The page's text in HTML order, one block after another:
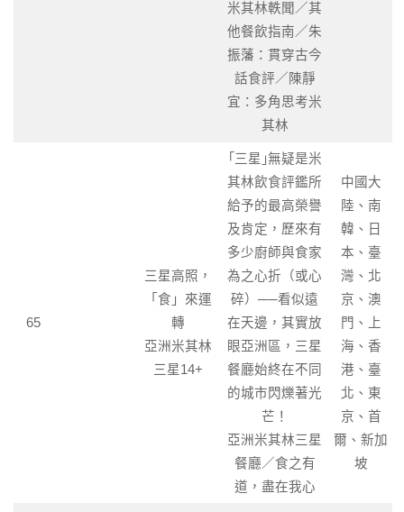
米其林軼聞／其
他餐飲指南／朱
振藩：貫穿古今
話食評／陳靜
宜：多角思考米
其林
65
三星高照，
「食」來運
轉
亞洲米其林
三星14+
｢三星｣無疑是米
其林飲食評鑑所
給予的最高榮譽
及肯定，歷來有
多少廚師與食家
為之心折（或心
碎）──看似遠
在天邊，其實放
眼亞洲區，三星
餐廳始終在不同
的城市閃爍著光
芒！
亞洲米其林三星
餐廳／食之有
道，盡在我心
中國大
陸、南
韓、日
本、臺
灣、北
京、澳
門、上
海、香
港、臺
北、東
京、首
爾、新加
坡